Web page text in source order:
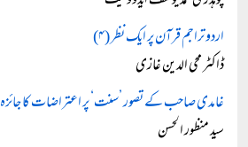
اردو تراجم قرآن پر ایک نظر (۴)
ڈاکٹر محی الدین غازی
غامدی صاحب کے تصور ’سنت‘ پر اعتراضات کا جائزہ
سید منظور الحسن